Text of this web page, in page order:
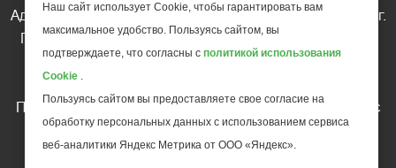
Адрес редакции: 185035 Россия, Республика Карелия, г.
Петрозаводск, ул. Фридриха Энгельса д.10, офис 211
Телефон редакции: +7 (499) 685-10-45
Перепечатка материалов газеты допускается только c
письменного разрешения редакции
Ссылка на «Газету педагогов» обязательна.
Наш сайт использует Cookie, чтобы гарантировать вам
максимальное удобство. Пользуясь сайтом, вы
подтверждаете, что согласны с политикой использования
Cookie .
Пользуясь сайтом вы предоставляете свое согласие на
обработку персональных данных с использованием сервиса
веб-аналитики Яндекс Метрика от ООО «Яндекс».